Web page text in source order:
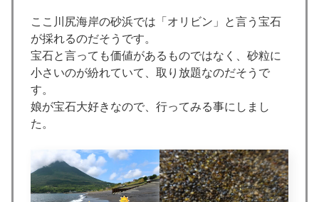
ここ川尻海岸の砂浜では「オリビン」と言う宝石
が採れるのだそうです。
宝石と言っても価値があるものではなく、砂粒に
小さいのが紛れていて、取り放題なのだそうで
す。
娘が宝石大好きなので、行ってみる事にしまし
た。